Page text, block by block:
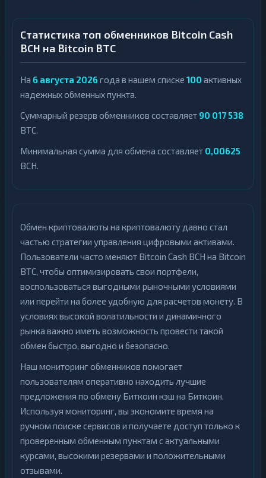
Статистика топ обменников Bitcoin Cash
BCH на Bitcoin BTC
На 6 августа 2026 года в нашем списке 100 активных
надежных обменных пункта.
Суммарный резерв обменников составляет 90 017 538
BTC.
Минимальная сумма для обмена составляет 0,00625
BCH.
Обмен криптовалюты на криптовалюту давно стал
частью стратегии управления цифровыми активами.
Пользователи часто меняют Bitcoin Cash BCH на Bitcoin
BTC, чтобы оптимизировать свои портфели,
воспользоваться выгодными рыночными условиями
или перейти на более удобную для расчетов монету. В
условиях высокой волатильности и динамичного
рынка важно иметь возможность провести такой
обмен быстро, выгодно и безопасно.
Наш мониторинг обменников помогает
пользователям оперативно находить лучшие
предложения по обмену Биткоин кэш на Биткоин.
Используя мониторинг, вы экономите время на
ручном поиске сервисов и получаете доступ только к
проверенным обменным пунктам с актуальными
курсами, высокими резервами и положительными
отзывами.